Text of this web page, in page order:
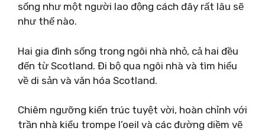
sống như một người lao động cách đây rất lâu sẽ
như thế nào.
Hai gia đình sống trong ngôi nhà nhỏ, cả hai đều
đến từ Scotland. Đi bộ qua ngôi nhà và tìm hiểu
về di sản và văn hóa Scotland.
Chiêm ngưỡng kiến ​​trúc tuyệt vời, hoàn chỉnh với
trần nhà kiểu trompe l’oeil và các đường diềm vẽ